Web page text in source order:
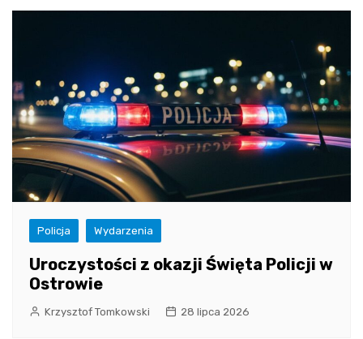
Policja Wydarzenia
Uroczystości z okazji Święta Policji w
Ostrowie
Krzysztof Tomkowski 28 lipca 2026